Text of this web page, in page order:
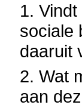
1.
sociale
daaruit
2. Wat
aan